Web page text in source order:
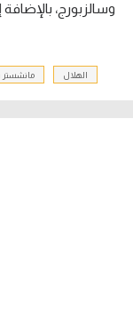
وسالزبورج،
الهلال مانشستر